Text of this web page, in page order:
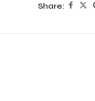
Share: